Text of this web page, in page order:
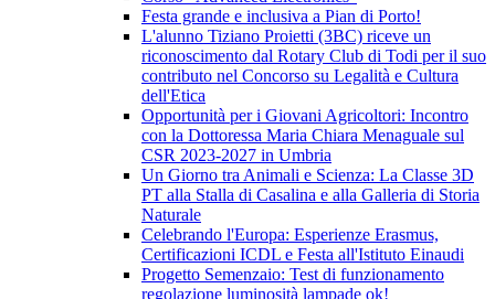
Festa grande e inclusiva a Pian di Porto!
L'alunno Tiziano Proietti (3BC) riceve un
riconoscimento dal Rotary Club di Todi per il suo
contributo nel Concorso su Legalità e Cultura
dell'Etica
Opportunità per i Giovani Agricoltori: Incontro
con la Dottoressa Maria Chiara Menaguale sul
CSR 2023-2027 in Umbria
Un Giorno tra Animali e Scienza: La Classe 3D
PT alla Stalla di Casalina e alla Galleria di Storia
Naturale
Celebrando l'Europa: Esperienze Erasmus,
Certificazioni ICDL e Festa all'Istituto Einaudi
Progetto Semenzaio: Test di funzionamento
regolazione luminosità lampade ok!